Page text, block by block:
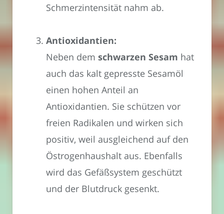
Schmerzintensität nahm ab.
Antioxidantien:
Neben dem schwarzen Sesam hat
auch das kalt gepresste Sesamöl
einen hohen Anteil an
Antioxidantien. Sie schützen vor
freien Radikalen und wirken sich
positiv, weil ausgleichend auf den
Östrogenhaushalt aus. Ebenfalls
wird das Gefäßsystem geschützt
und der Blutdruck gesenkt.